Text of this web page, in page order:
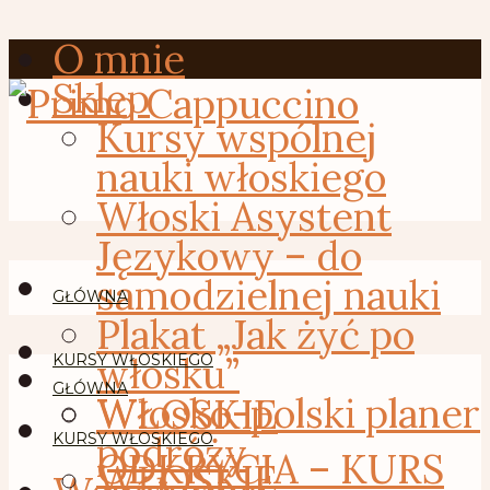
O mnie
Sklep
Kursy wspólnej
nauki włoskiego
Włoski Asystent
Językowy – do
samodzielnej nauki
Plakat „Jak żyć po
włosku”
Włosko-polski planer
podróży
GŁÓWNA
KURSY WŁOSKIEGO
WŁOSKIE
ODKRYCIA – KURS
GŁÓWNA
KURSY WŁOSKIEGO